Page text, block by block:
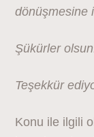
dönüşmesine
Şükürler
Teşekkür
Konu ile ilgili